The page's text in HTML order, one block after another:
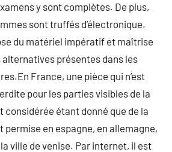
y sont complètes. De plus,
sont truffés d’électronique.
du matériel impératif et maîtrise
présentes dans les
France, une pièce qui n’est
pour les parties visibles de la
considérée étant donné que de la
permise en espagne, en allemagne,
ville de venise. Par internet, il est